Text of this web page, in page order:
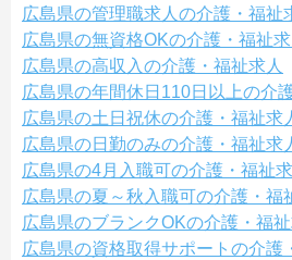
広島県の管理職求人の介護・福祉
広島県の無資格OKの介護・福祉求
広島県の高収入の介護・福祉求人
広島県の年間休日110日以上の介
広島県の土日祝休の介護・福祉求
広島県の日勤のみの介護・福祉求
広島県の4月入職可の介護・福祉
広島県の夏～秋入職可の介護・福
広島県のブランクOKの介護・福祉
広島県の資格取得サポートの介護